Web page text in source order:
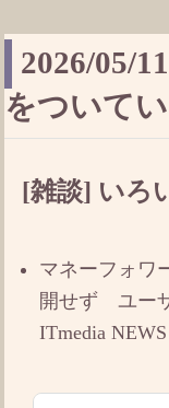
2026/05/
をついて
[雑談] いろ
マネーフォワ
開せず ユー
ITmedia NEWS